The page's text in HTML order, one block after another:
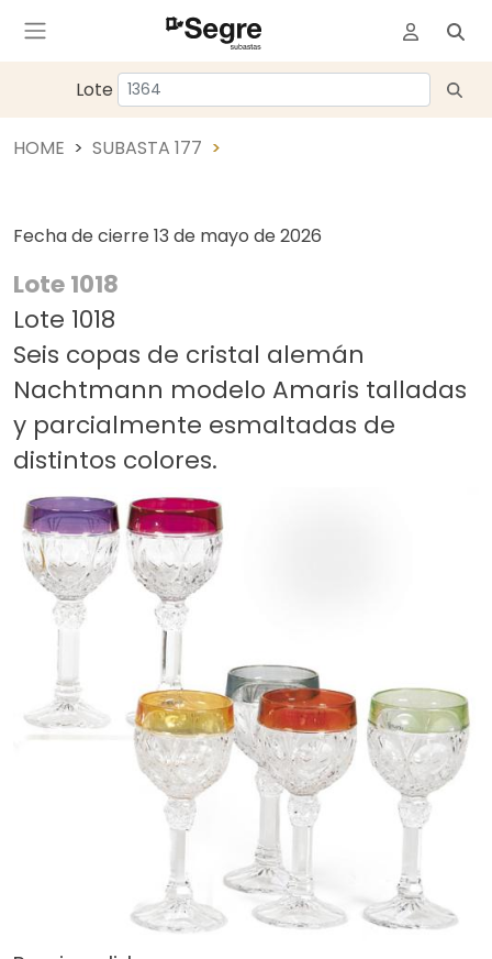
Lote
HOME SUBASTA 177
Fecha de cierre 13 de mayo de 2026
Lote 1018
Lote 1018
Seis copas de cristal alemán
Nachtmann modelo Amaris talladas
y parcialmente esmaltadas de
distintos colores.